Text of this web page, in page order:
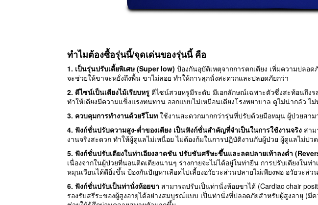
ทำไมต้องซื้อรุ่นนี้/จุดเด่นของรุ่นนี้ คือ
1. เป็นรุ่นปรับเตี้ยพิเศษ (Super low) ป้องกันอุบัติเหตุจากการตกเตียง เพิ่มความปลอ
จะช่วยให้ขาจะหยั่งถึงพื้น ขาไม่ลอย ทำให้การลุกนั่งสะดวกและปลอดภัยกว่า
2. ดีไซน์เป็นเตียงไม้เรียบหรู ดีไซน์สวยหรูมีระดับ มีเอกลักษณ์เฉพาะตัวซึ่งสะท้อนถึง
ทำให้เตียงมีความแข็งแรงทนทาน ออกแบบไม่เหมือนเตียงโรงพยาบาล ดูไม่น่ากลัว
3. ควบคุมการทำงานด้วยรีโมท ใช้งานสะดวกมากกว่ารุ่นที่ปรับด้วยมือหมุน ผู้ป่วยสาม
4. ฟังก์ชั่นปรับความสูง-ต่ำของเตียง เป็นฟังก์ชั่นสำคัญที่จำเป็นในการใช้งานจริง สา
งานจริงสะดวก ทำให้ผู้ดูแลไม่เหนื่อย ไม่ต้องก้มในการปฏิบัติงานกับผู้ป่วย ผู้ดูแลไม่ปว
5. ฟังก์ชั่นปรับเตียงในท่าเอียงลาดชัน ปรับชันศรีษะขึ้นและลดปลายเท้าลงต่ำ
เนื่องจากในผู้ป่วยที่นอนติดเตียงนานๆ ร่างกายจะไม่ได้อยู่ในท่ายืน การปรับเตียงใน
หมุนเวียนได้ดียิ่งขึ้น ป้องกันปัญหาเลือดไปเลี้ยงอวัยวะส่วนปลายไม่เพียงพอ อวัยวะส่ว
6. ฟังก์ชั่นปรับเป็นท่านั่งห้อยขา สามารถปรับเป็นท่านั่งห้อยขาได้ (Cardiac chair
รองรับสรีระของผู้สูงอายุได้อย่างสมบูรณ์แบบ เป็นท่านั่งที่ปลอดภัยสำหรับผู้สูงอายุ (มี